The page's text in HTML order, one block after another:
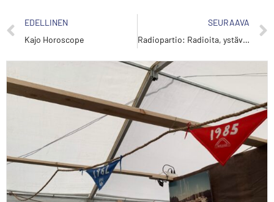
EDELLINEN
Kajo Horoscope
SEURAAVA
Radiopartio: Radioita, ystäviä ja kansainvälisyyttä